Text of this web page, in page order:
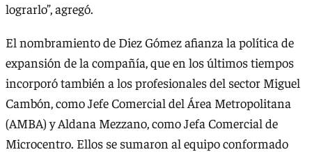
lograrlo”, agregó.
El nombramiento de Diez Gómez afianza la política de
expansión de la compañía, que en los últimos tiempos
incorporó también a los profesionales del sector Miguel
Cambón, como Jefe Comercial del Área Metropolitana
(AMBA) y Aldana Mezzano, como Jefa Comercial de
Microcentro. Ellos se sumaron al equipo conformado